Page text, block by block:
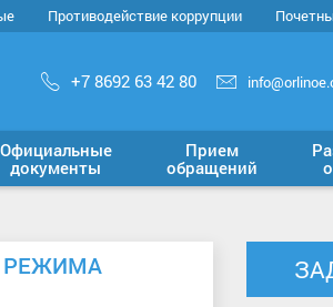
Противодействие коррупции
+7 8692 63 42 80
Официальные
документы
Прием
обращений
РЕЖИМА